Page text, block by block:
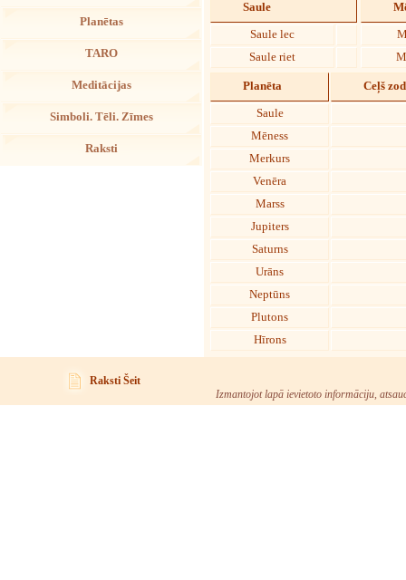
Planētas
TARO
Meditācijas
Simboli. Tēli. Zīmes
Raksti
Saule
Saule lec
Saule riet
Planēta Ceļš
Saule
Mēness
Merkurs
Venēra
Marss
Jupiters
Saturns
Urāns
Neptūns
Plutons
Hīrons
Raksti Šeit
Izmantojot lapā ievietoto informāciju,